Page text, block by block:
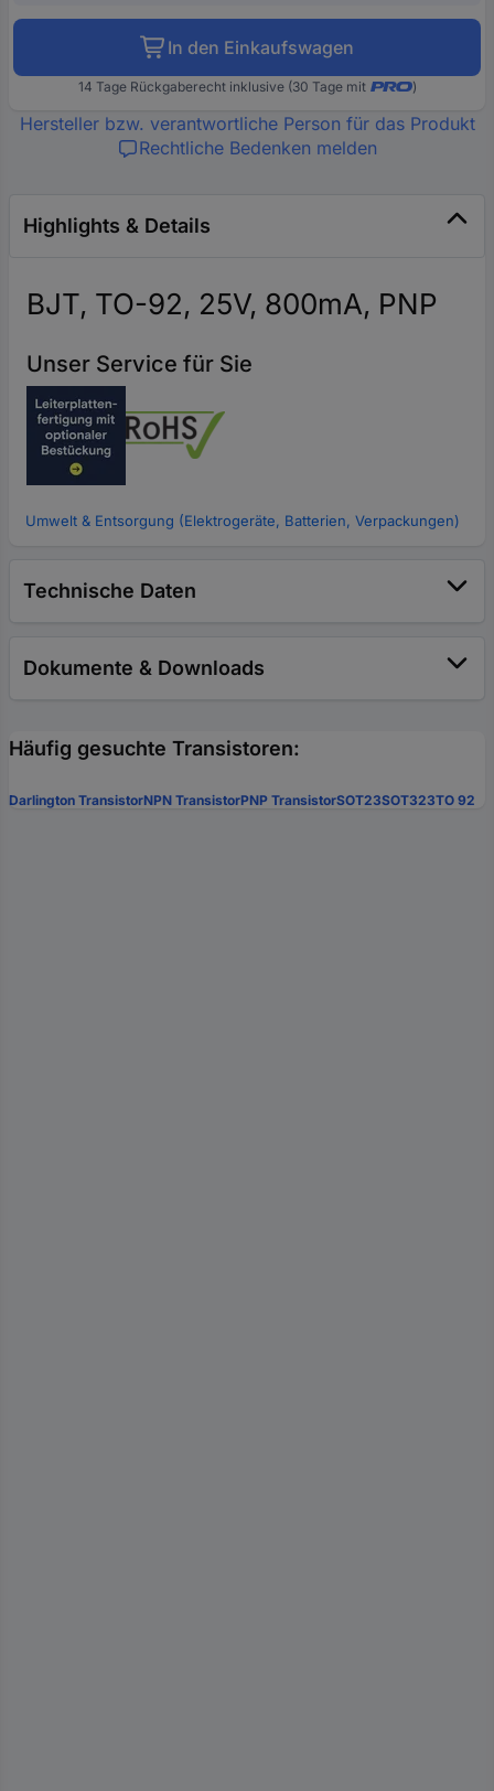
In den Einkaufswagen
14 Tage Rückgaberecht inklusive (30 Tage mit )
Hersteller bzw. verantwortliche Person für das Produkt
Rechtliche Bedenken melden
Highlights & Details
BJT, TO-92, 25V, 800mA, PNP
Unser Service für Sie
Umwelt & Entsorgung (Elektrogeräte, Batterien, Verpackungen)
Technische Daten
Dokumente & Downloads
Häufig gesuchte Transistoren:
Darlington TransistorNPN TransistorPNP TransistorSOT23SOT323TO 92